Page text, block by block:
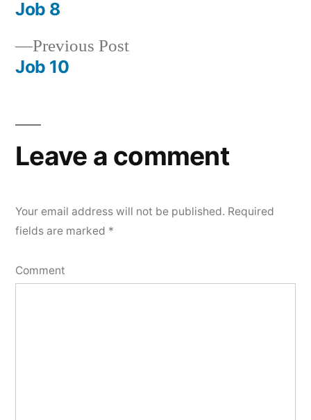
Post
navigation
Previous PostPrevious
Job 10
Job 8
Leave a comment
Your email address will not be published. Required
fields are marked *
Comment